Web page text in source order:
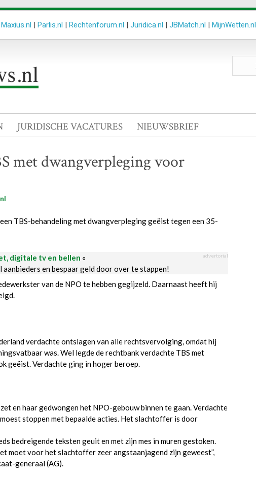
Maxius.nl | Parlis.nl | Rechtenforum.nl | Juridica.nl | JBMatch.nl | MijnWetten.nl
JURIDISCHE VACATURES NIEUWSBRIEF
met dwangverpleging voor
TBS-behandeling met dwangverpleging geëist tegen een 35-
digitale tv en bellen « advertorial
en bespaar geld door over te stappen!
van de NPO te hebben gegijzeld. Daarnaast heeft hij
verdachte ontslagen van alle rechtsvervolging, omdat hij
was. Wel legde de rechtbank verdachte TBS met
geëist. Verdachte ging in hoger beroep.
en haar gedwongen het NPO-gebouw binnen te gaan. Verdachte
stoppen met bepaalde acties. Het slachtoffer is door
bedreigende teksten geuit en met zijn mes in muren gestoken.
moet voor het slachtoffer zeer angstaanjagend zijn geweest”,
generaal (AG).